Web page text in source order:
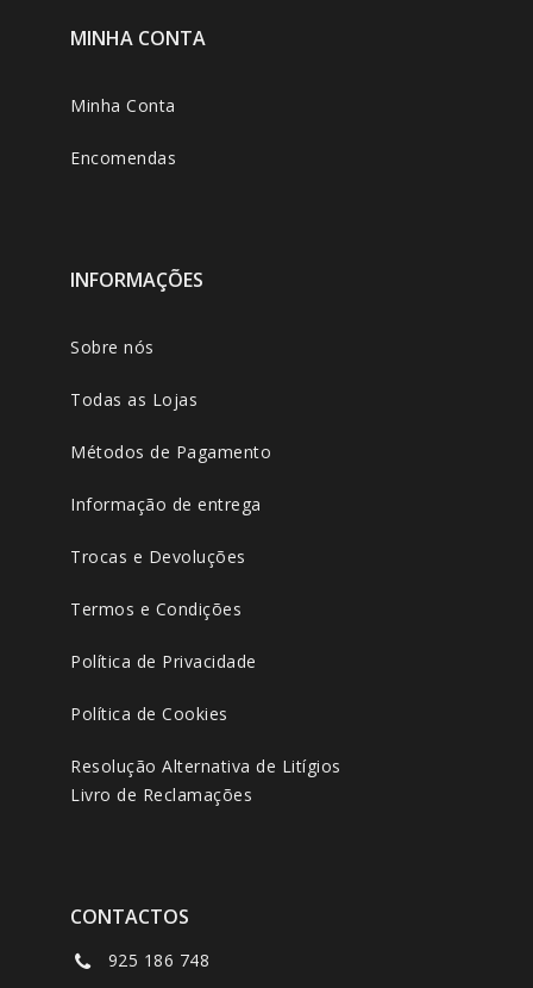
MINHA CONTA
Minha Conta
Encomendas
INFORMAÇÕES
Sobre nós
Todas as Lojas
Métodos de Pagamento
Informação de entrega
Trocas e Devoluções
Termos e Condições
Política de Privacidade
Política de Cookies
Resolução Alternativa de Litígios
Livro de Reclamações
CONTACTOS
925 186 748